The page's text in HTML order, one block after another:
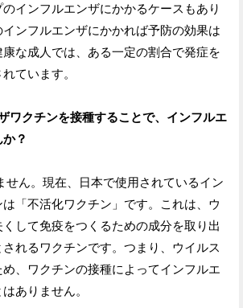
インフルエンザにかかるケースもあり
ンフルエンザにかかれば予防の効果は
な成人では、ある一定の割合で発症を
ています。
ワクチンを接種することで、インフルエ
？
せん。現在、日本で使用されているイン
「不活化ワクチン」です。これは、ウ
して免疫をつくるための成分を取り出
れるワクチンです。つまり、ウイルス
、ワクチンの接種によってインフルエ
ありません。